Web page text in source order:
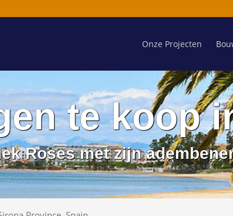
Onze Projecten
te koop
Roses met zijn